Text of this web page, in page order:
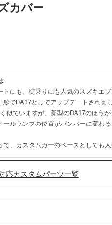
カバー
トにも、街乗りにも人気のスズキエ
形でDA17としてアップデートされまし
似ていますが、新型のDA17のほう
ールランプの位置がバンパーに変わ
、カスタムカーのベースとしても人
応カスタムパーツ一覧